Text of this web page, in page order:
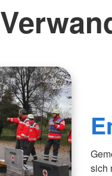
sich